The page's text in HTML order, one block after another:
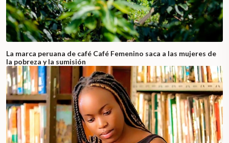
La marca peruana de café Café Femenino saca a las mujeres de
la pobreza y la sumisión